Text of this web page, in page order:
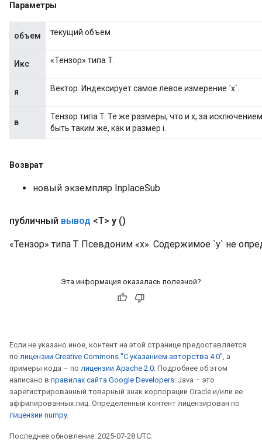
Параметры
объем текущий объем
Икс «Тензор» типа Т.
я Вектор. Индексирует самое левое измерение `x`.
в
Тензор типа T. Те же размеры, что и x, за
быть таким же, как и размер i.
Возврат
новый экземпляр InplaceSub
публичный вывод <T> y ()
«Тензор» типа T. Псевдоним «x». Содержимое `y` не
Эта информация оказалась полезной?
Если не указано иное, контент на этой странице предоставляется
по лицензии Creative Commons "С указанием авторства 4.0", а
примеры кода – по лицензии Apache 2.0. Подробнее об этом
написано в правилах сайта Google Developers. Java – это
зарегистрированный товарный знак корпорации Oracle и/или ее
аффилированных лиц. Определенный контент лицензирован по
лицензии numpy.
Последнее обновление: 2025-07-28 UTC.